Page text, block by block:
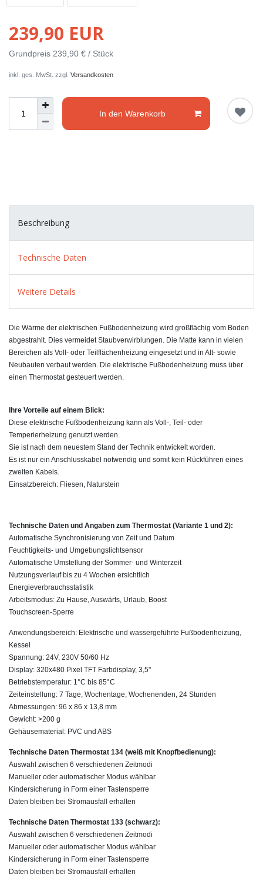
239,90 EUR
Grundpreis 239,90 € / Stück
inkl. ges. MwSt. zzgl. Versandkosten
In den Warenkorb
Beschreibung
Technische Daten
Weitere Details
Die Wärme der elektrischen Fußbodenheizung wird großflächig vom Boden
abgestrahlt. Dies vermeidet Staubverwirblungen. Die Matte kann in vielen
Bereichen als Voll- oder Teilflächenheizung eingesetzt und in Alt- sowie
Neubauten verbaut werden. Die elektrische Fußbodenheizung muss über
einen Thermostat gesteuert werden.
Ihre Vorteile auf einem Blick:
Diese elektrische Fußbodenheizung kann als Voll-, Teil- oder
Temperierheizung genutzt werden.
Sie ist nach dem neuestem Stand der Technik entwickelt worden.
Es ist nur ein Anschlusskabel notwendig und somit kein Rückführen eines
zweiten Kabels.
Einsatzbereich: Fliesen, Naturstein
Technische Daten und Angaben zum Thermostat (Variante 1 und 2):
Automatische Synchronisierung von Zeit und Datum
Feuchtigkeits- und Umgebungslichtsensor
Automatische Umstellung der Sommer- und Winterzeit
Nutzungsverlauf bis zu 4 Wochen ersichtlich
Energieverbrauchsstatistik
Arbeitsmodus: Zu Hause, Auswärts, Urlaub, Boost
Touchscreen-Sperre
Anwendungsbereich: Elektrische und wassergeführte Fußbodenheizung,
Kessel
Spannung: 24V, 230V 50/60 Hz
Display: 320x480 Pixel TFT Farbdisplay, 3,5"
Betriebstemperatur: 1°C bis 85°C
Zeiteinstellung: 7 Tage, Wochentage, Wochenenden, 24 Stunden
Abmessungen: 96 x 86 x 13,8 mm
Gewicht: >200 g
Gehäusematerial: PVC und ABS
Technische Daten Thermostat 134 (weiß mit Knopfbedienung):
Auswahl zwischen 6 verschiedenen Zeitmodi
Manueller oder automatischer Modus wählbar
Kindersicherung in Form einer Tastensperre
Daten bleiben bei Stromausfall erhalten
Technische Daten Thermostat 133 (schwarz):
Auswahl zwischen 6 verschiedenen Zeitmodi
Manueller oder automatischer Modus wählbar
Kindersicherung in Form einer Tastensperre
Daten bleiben bei Stromausfall erhalten